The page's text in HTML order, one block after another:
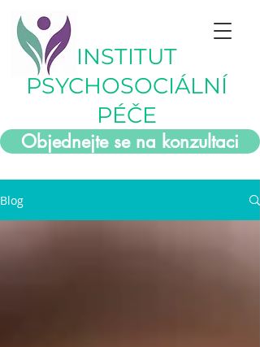
INSTITUT
PSYCHOSOCIÁLNÍ
PÉČE
Objednejte se na konzultaci
Blog